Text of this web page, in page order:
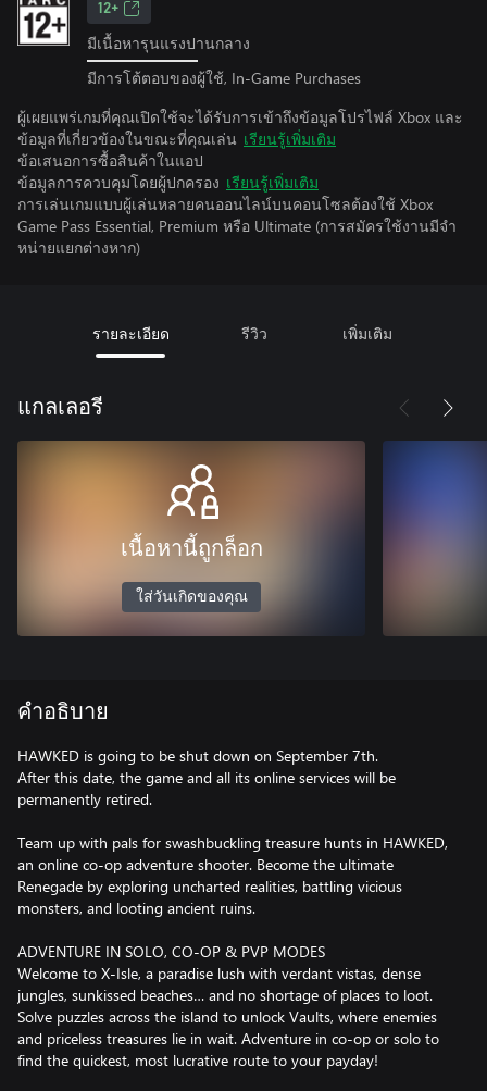
12+
มีเนื้อหารุนแรงปานกลาง
มีการโต้ตอบของผู้ใช้, In-Game Purchases
ผู้เผยแพร่เกมที่คุณเปิดใช้จะได้รับการเข้าถึงข้อมูลโปรไฟล์ Xbox และ
ข้อมูลที่เกี่ยวข้องในขณะที่คุณเล่น เรียนรู้เพิ่มเติม
ข้อเสนอการซื้อสินค้าในแอป
ข้อมูลการควบคุมโดยผู้ปกครอง เรียนรู้เพิ่มเติม
การเล่นเกมแบบผู้เล่นหลายคนออนไลน์บนคอนโซลต้องใช้ Xbox
Game Pass Essential, Premium หรือ Ultimate (การสมัครใช้งานมีจํา
หน่ายแยกต่างหาก)
รายละเอียด รีวิว เพิ่มเติม
แกลเลอรี
เนื้อหานี้ถูกล็อก
ใส่วันเกิดของคุณ
คำอธิบาย
HAWKED is going to be shut down on September 7th.
After this date, the game and all its online services will be
permanently retired.
Team up with pals for swashbuckling treasure hunts in HAWKED,
an online co-op adventure shooter. Become the ultimate
Renegade by exploring uncharted realities, battling vicious
monsters, and looting ancient ruins.
ADVENTURE IN SOLO, CO-OP & PVP MODES
Welcome to X-Isle, a paradise lush with verdant vistas, dense
jungles, sunkissed beaches… and no shortage of places to loot.
Solve puzzles across the island to unlock Vaults, where enemies
and priceless treasures lie in wait. Adventure in co-op or solo to
find the quickest, most lucrative route to your payday!